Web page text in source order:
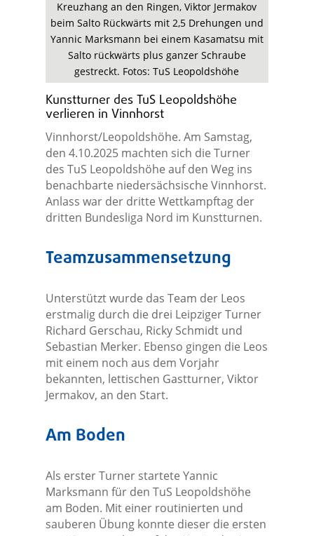
Kreuzhang an den Ringen, Viktor Jermakov
beim Salto Rückwärts mit 2,5 Drehungen und
Yannic Marksmann bei einem Kasamatsu mit
Salto rückwärts plus ganzer Schraube
gestreckt. Fotos: TuS Leopoldshöhe
Kunstturner des TuS Leopoldshöhe
verlieren in Vinnhorst
Vinnhorst/Leopoldshöhe. Am Samstag,
den 4.10.2025 machten sich die Turner
des TuS Leopoldshöhe auf den Weg ins
benachbarte niedersächsische Vinnhorst.
Anlass war der dritte Wettkampftag der
dritten Bundesliga Nord im Kunstturnen.
Teamzusammensetzung
Unterstützt wurde das Team der Leos
erstmalig durch die drei Leipziger Turner
Richard Gerschau, Ricky Schmidt und
Sebastian Merker. Ebenso gingen die Leos
mit einem noch aus dem Vorjahr
bekannten, lettischen Gastturner, Viktor
Jermakov, an den Start.
Am Boden
Als erster Turner startete Yannic
Marksmann für den TuS Leopoldshöhe
am Boden. Mit einer routinierten und
sauberen Übung konnte dieser die ersten